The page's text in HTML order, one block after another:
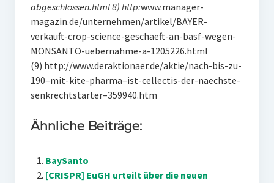
abgeschlossen.html 8) http:www.manager-
magazin.de/unternehmen/artikel/BAYER-
verkauft-crop-science-geschaeft-an-basf-wegen-
MONSANTO-uebernahme-a-1205226.html
(9) http://www.deraktionaer.de/aktie/nach-bis-zu-
190–mit-kite-pharma–ist-cellectis-der-naechste-
senkrechtstarter–359940.htm
Ähnliche Beiträge:
BaySanto
[CRISPR] EuGH urteilt über die neuen